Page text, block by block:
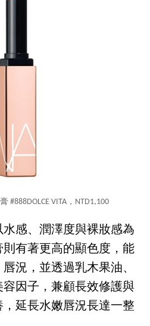
#888DOLCE VITA，NTD1,100
感、潤澤度與裸妝感為
有著更高的顯色度，能
況，並透過乳木果油、
因子，兼顧長效修護與
延長水嫩唇況長達一整